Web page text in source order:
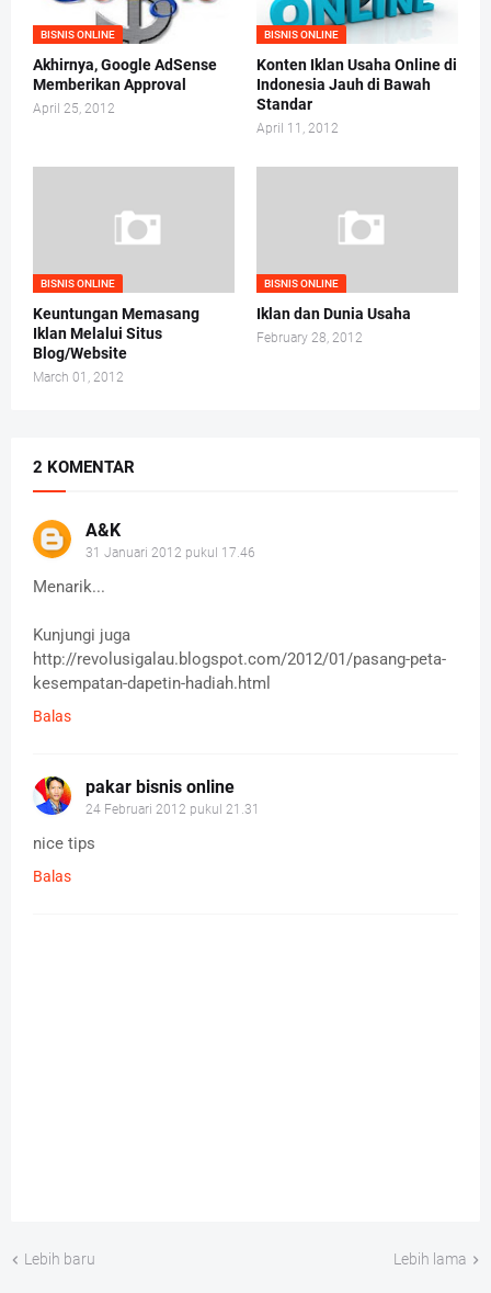
BISNIS ONLINE
Akhirnya, Google AdSense
Memberikan Approval
April 25, 2012
BISNIS ONLINE
Konten Iklan Usaha Online di
Indonesia Jauh di Bawah
Standar
April 11, 2012
BISNIS ONLINE
Keuntungan Memasang
Iklan Melalui Situs
Blog/Website
March 01, 2012
BISNIS ONLINE
Iklan dan Dunia Usaha
February 28, 2012
2 KOMENTAR
A&K
31 Januari 2012 pukul 17.46
Menarik...
Kunjungi juga
http://revolusigalau.blogspot.com/2012/01/pasang-peta-
kesempatan-dapetin-hadiah.html
Balas
pakar bisnis online
24 Februari 2012 pukul 21.31
nice tips
Balas
Lebih baru Lebih lama